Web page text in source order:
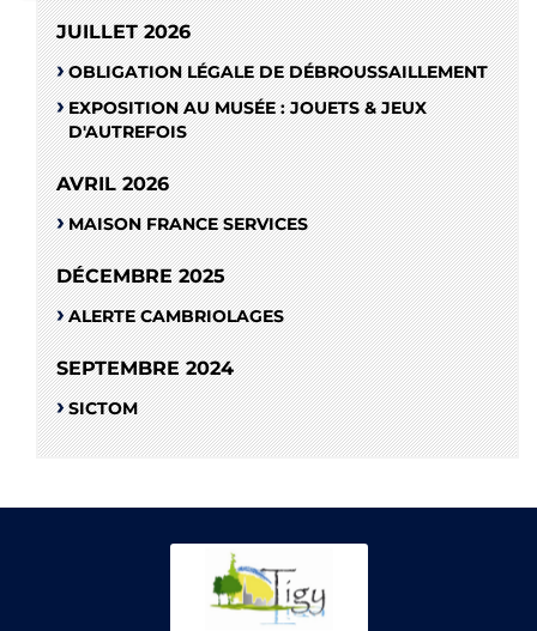
JUILLET 2026
OBLIGATION LÉGALE DE DÉBROUSSAILLEMENT
EXPOSITION AU MUSÉE : JOUETS & JEUX
D'AUTREFOIS
AVRIL 2026
MAISON FRANCE SERVICES
DÉCEMBRE 2025
ALERTE CAMBRIOLAGES
SEPTEMBRE 2024
SICTOM